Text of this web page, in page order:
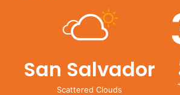
San Salvador
Scattered Clouds